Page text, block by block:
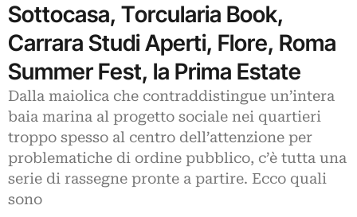
Sottocasa, Torcularia Book,
Carrara Studi Aperti, Flore, Roma
Summer Fest, la Prima Estate
Dalla maiolica che contraddistingue un’intera
baia marina al progetto sociale nei quartieri
troppo spesso al centro dell’attenzione per
problematiche di ordine pubblico, c’è tutta una
serie di rassegne pronte a partire. Ecco quali
sono